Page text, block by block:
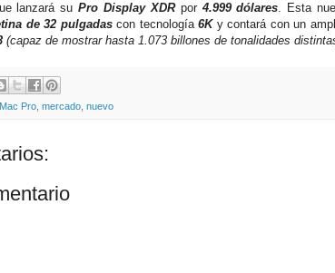
lanzará suPro Display XDR por 4.999 dólares. Esta
de 32 pulgadascon tecnología6K y contará con un
(capaz de mostrar hasta 1.073 billones de tonalidades
Mac Pro, mercado, nuevo